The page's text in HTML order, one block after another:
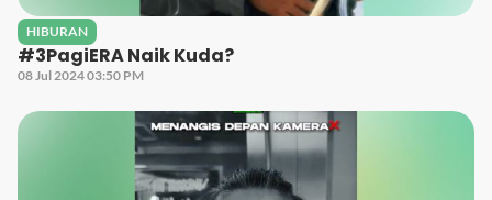
HIBURAN
#3PagiERA Naik Kuda?
08 Jul 2024 03:50 PM